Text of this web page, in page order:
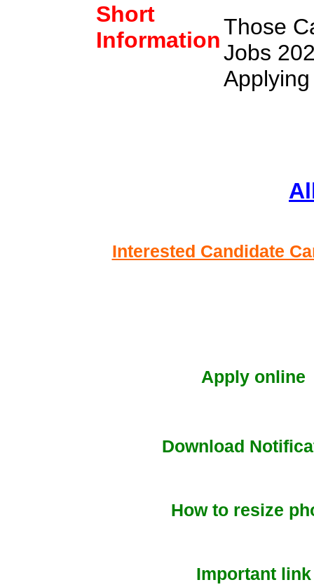
Short
Information
Those
Jobs
Interested Candidate
Apply online
Download
How to resize
Important link